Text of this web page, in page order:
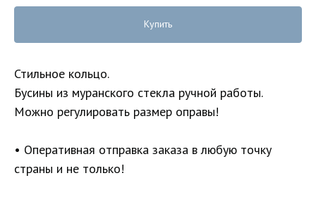
Купить
Стильное кольцо.
Бусины из муранского стекла ручной работы.
Можно регулировать размер оправы!
• Оперативная отправка заказа в любую точку
страны и не только!